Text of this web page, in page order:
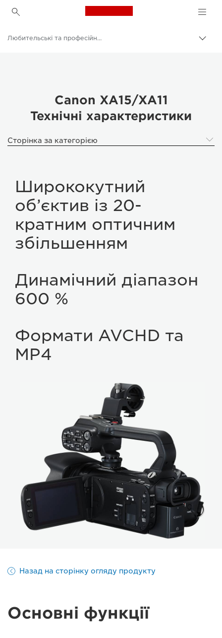
Canon Logo, back to
Любительські та професійні відеокамери
Canon XA15/XA11
Технічні характеристики
Сторінка за категорією
Ширококутний
об’єктив із 20-
кратним оптичним
збільшенням
Динамічний діапазон
600 %
Формати AVCHD та
MP4
Назад на сторінку огляду продукту
Основні функції